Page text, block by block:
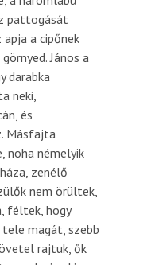
pattogását
a cipőnek
János a
darabka
neki,
és
Másfajta
noha némelyik
zenélő
nem örültek,
féltek, hogy
magát, szebb
rajtuk, ők